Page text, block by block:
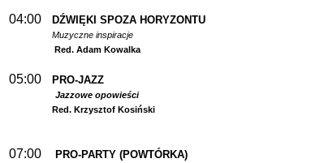
04:00 DŹWIĘKI SPOZA HORYZONTU
Muzyczne inspiracje
Red. Adam Kowalka
05:00 PRO-JAZZ
Jazzowe opowieści
Red. Krzysztof Kosiński
07:00 PRO-PARTY (POWTÓRKA)